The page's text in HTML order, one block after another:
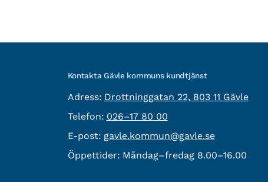
Kontakta Gävle kommuns kundtjänst
Adress: besöksadress:
Drottninggatan 22, 803 11 Gävle
Telefon: Telefon:
026–17 80 00
E-post: E-post:
gavle.kommun@gavle.se
Öppettider: Måndag–fredag 8.00–16.00